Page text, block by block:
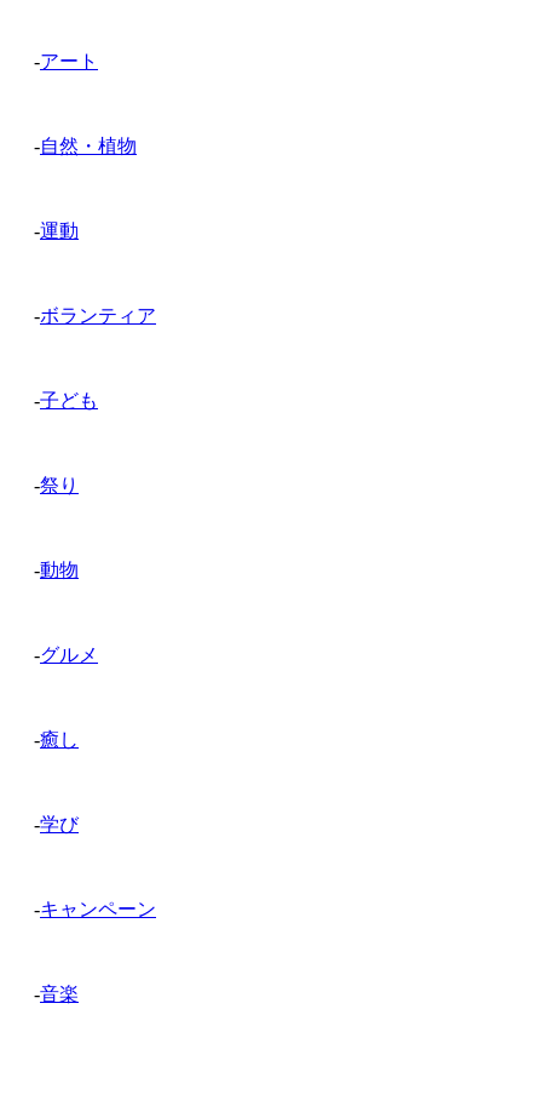
-アート
-自然・植物
-運動
-ボランティア
-子ども
-祭り
-動物
-グルメ
-癒し
-学び
-キャンペーン
-音楽